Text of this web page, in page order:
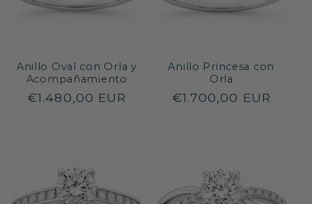
Anillo Oval con Orla y
Acompañamiento
Precio
€1.480,00 EUR
Anillo Princesa con
Orla
Precio
€1.700,00 EUR